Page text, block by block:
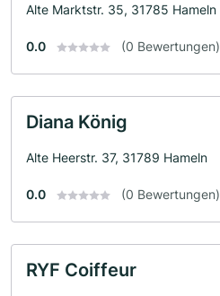
Alte Marktstr. 35, 31785 Hameln
0.0 (0 Bewertungen)
Diana König
Alte Heerstr. 37, 31789 Hameln
0.0 (0 Bewertungen)
RYF Coiffeur